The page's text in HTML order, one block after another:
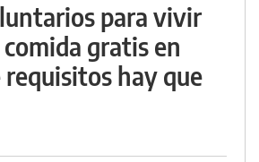
para vivir
comida gratis en
requisitos hay que